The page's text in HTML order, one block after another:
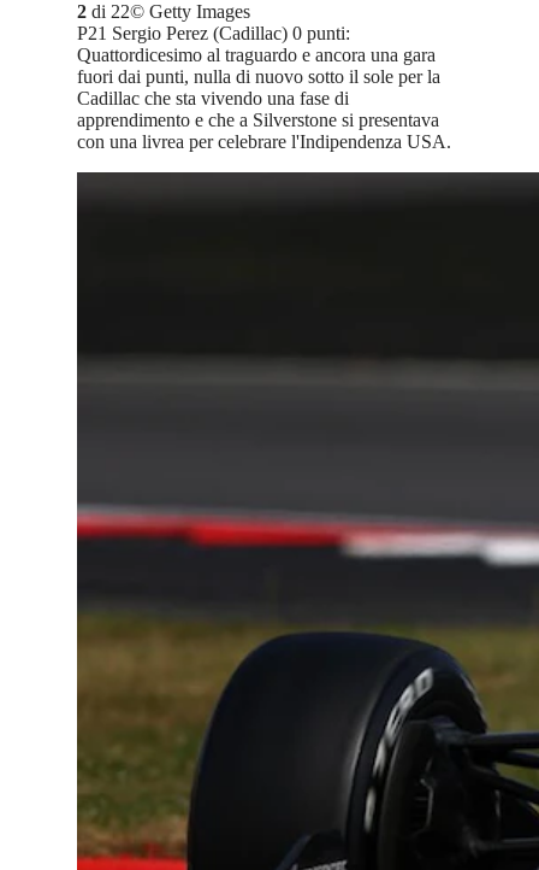
2 di 22© Getty Images
P21 Sergio Perez (Cadillac) 0 punti:
Quattordicesimo al traguardo e ancora una gara
fuori dai punti, nulla di nuovo sotto il sole per la
Cadillac che sta vivendo una fase di
apprendimento e che a Silverstone si presentava
con una livrea per celebrare l'Indipendenza USA.